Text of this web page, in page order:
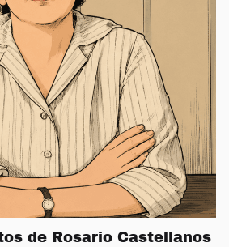
de Rosario Castellanos